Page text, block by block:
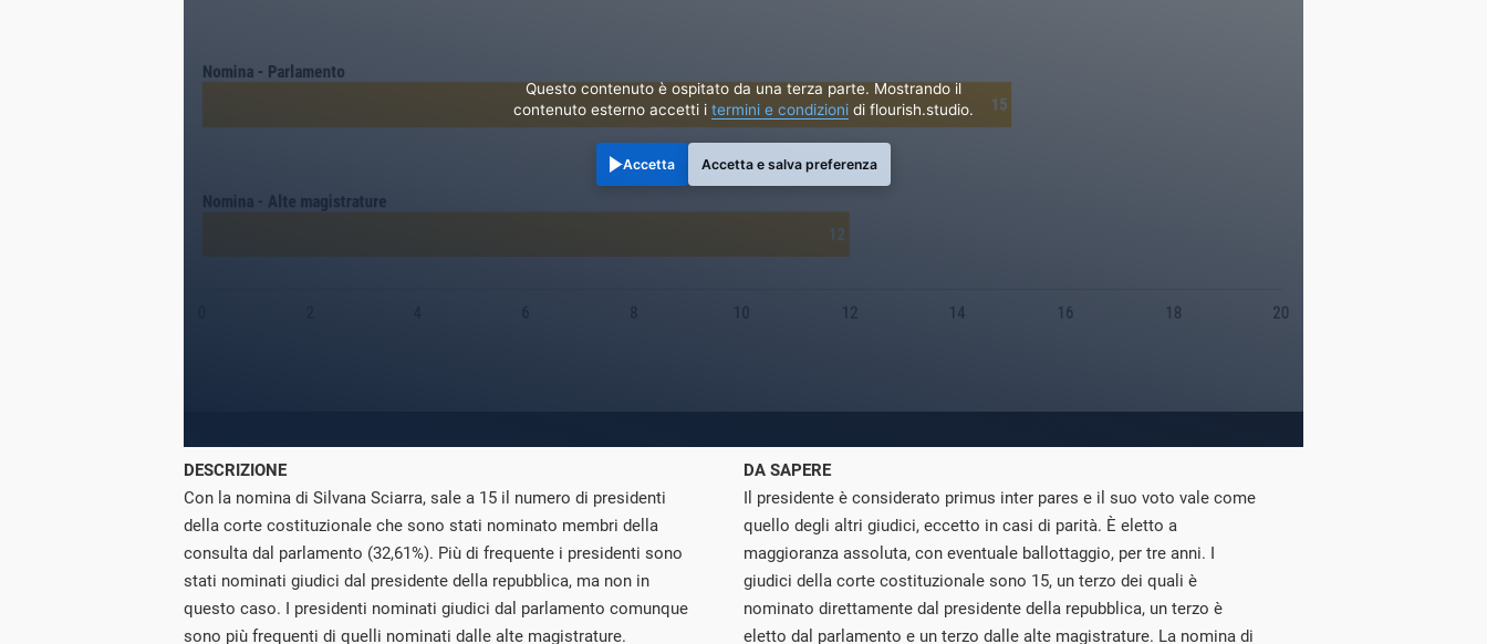
Questo contenuto è ospitato da una terza parte. Mostrando il
contenuto esterno accetti i termini e condizioni di flourish.studio.
Accetta Accetta e salva preferenza
DESCRIZIONE
Con la nomina di Silvana Sciarra, sale a 15 il numero di presidenti
della corte costituzionale che sono stati nominato membri della
consulta dal parlamento (32,61%). Più di frequente i presidenti sono
stati nominati giudici dal presidente della repubblica, ma non in
questo caso. I presidenti nominati giudici dal parlamento comunque
sono più frequenti di quelli nominati dalle alte magistrature.
DA SAPERE
Il presidente è considerato primus inter pares e il suo voto vale come
quello degli altri giudici, eccetto in casi di parità. È eletto a
maggioranza assoluta, con eventuale ballottaggio, per tre anni. I
giudici della corte costituzionale sono 15, un terzo dei quali è
nominato direttamente dal presidente della repubblica, un terzo è
eletto dal parlamento e un terzo dalle alte magistrature. La nomina di